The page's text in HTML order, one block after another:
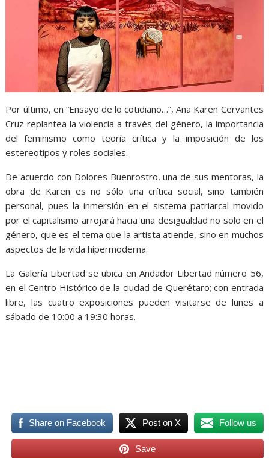
Por último, en “Ensayo de lo cotidiano…”, Ana Karen Cervantes
Cruz replantea la violencia a través del género, la importancia
del feminismo como teoría crítica y la imposición de los
estereotipos y roles sociales.
De acuerdo con Dolores Buenrostro, una de sus mentoras, la
obra de Karen es no sólo una crítica social, sino también
personal, pues la inmersión en el sistema patriarcal movido
por el capitalismo arrojará hacia una desigualdad no solo en el
género, que es el tema que la artista atiende, sino en muchos
aspectos de la vida hipermoderna.
La Galería Libertad se ubica en Andador Libertad número 56,
en el Centro Histórico de la ciudad de Querétaro; con entrada
libre, las cuatro exposiciones pueden visitarse de lunes a
sábado de 10:00 a 19:30 horas.
Share on Facebook Post on X Follow us
Save